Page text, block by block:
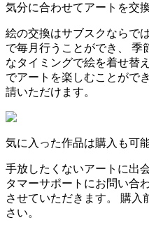
気分に合わせてアートを交
絵の交換はサブスクならで
で毎月行うことができ、 季
なタイミングで絵を着せ替
でアートを楽しむことがで
請いただけます。
気に入った作品は購入も可
手放したくないアートに出
タマーサポートにお問い合
させていただきます。 購入
さい。